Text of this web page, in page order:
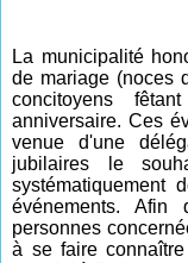
La municipalité
de mariage (noces
concitoyens
anniversaire. Ces
venue d'une
jubilaires le
systématiquement
événements.
personnes
à se faire